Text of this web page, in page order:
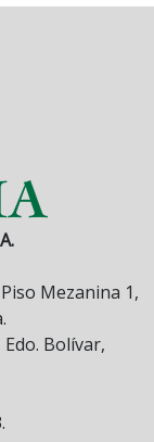
Mezanina 1,
Bolívar,